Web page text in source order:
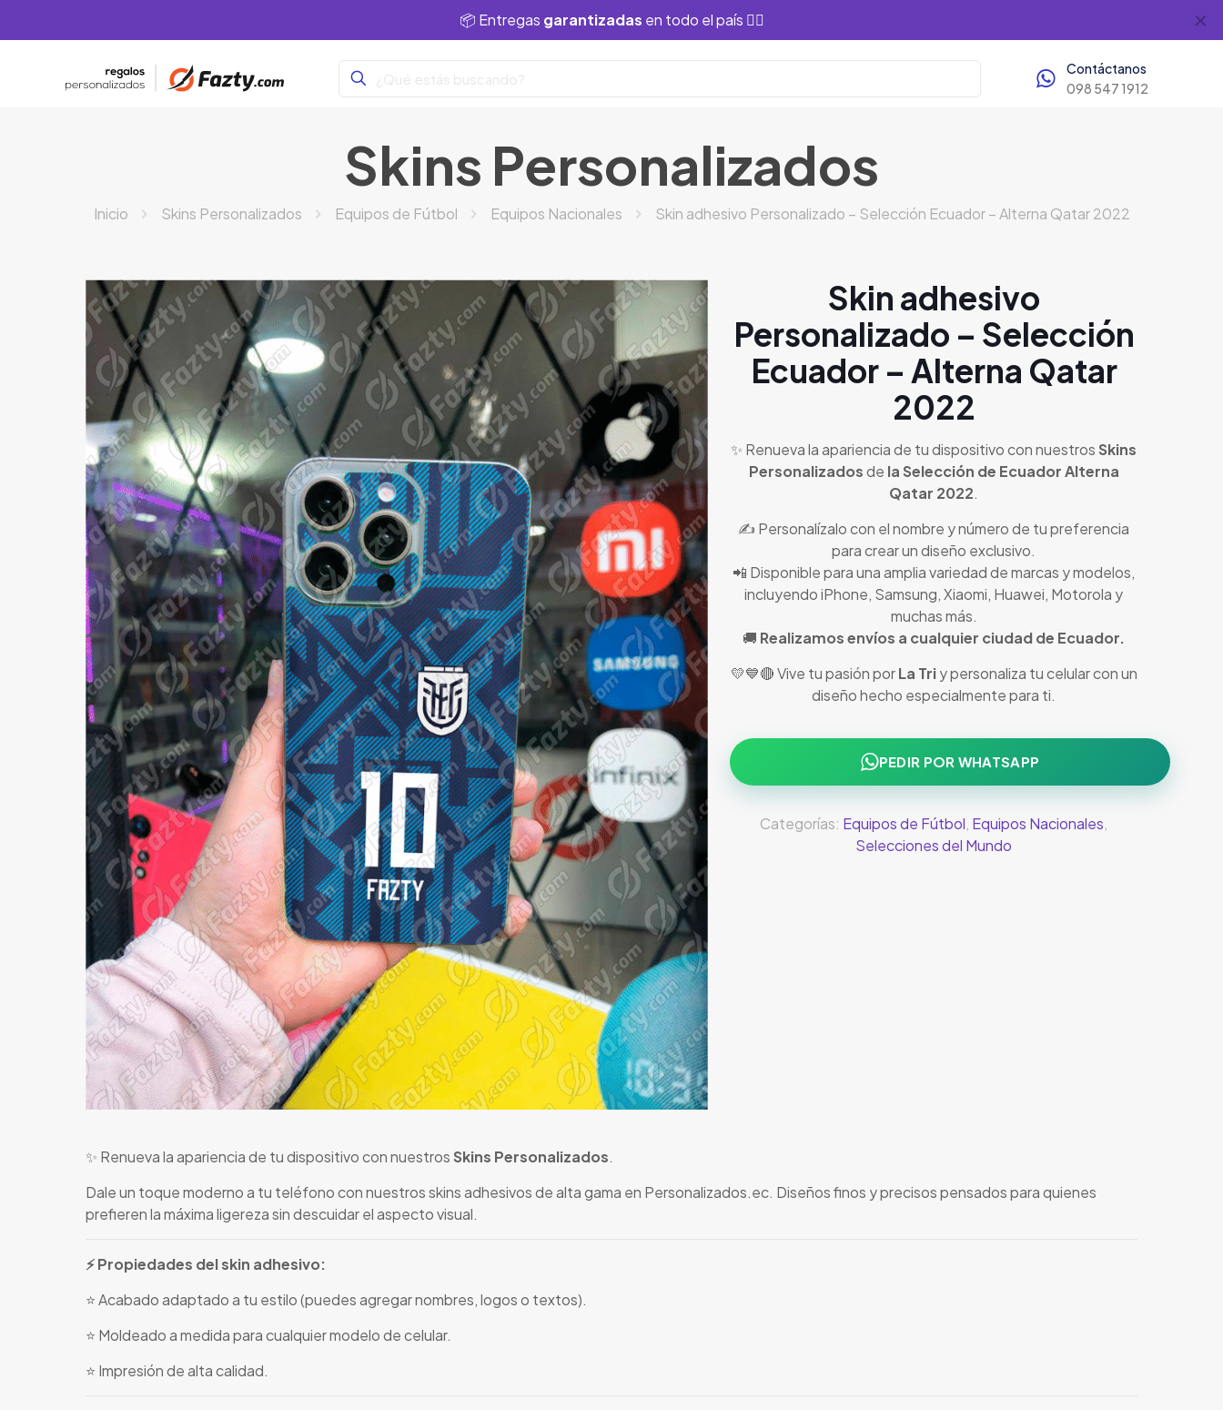
📦 Entregas garantizadas en todo el país 👌🏻 ✕
Contáctanos
098 547 1912
Skins Personalizados
Inicio Skins Personalizados Equipos de Fútbol Equipos Nacionales Skin adhesivo Personalizado – Selección Ecuador – Alterna Qatar 2022
Skin adhesivo
Personalizado – Selección
Ecuador – Alterna Qatar
2022
✨ Renueva la apariencia de tu dispositivo con nuestros Skins
Personalizadosde la Selección de Ecuador Alterna
Qatar 2022.
✍️ Personalízalo con el nombre y número de tu preferencia
para crear un diseño exclusivo.
📲 Disponible para una amplia variedad de marcas y modelos,
incluyendo iPhone, Samsung, Xiaomi, Huawei, Motorola y
muchas más.
🚚 Realizamos envíos a cualquier ciudad de Ecuador.
💛💙🔴 Vive tu pasión porLa Triy personaliza tu celular con un
diseño hecho especialmente para ti.
PEDIR POR WHATSAPP
Categorías: Equipos de Fútbol Equipos Nacionales
Selecciones del Mundo
✨ Renueva la apariencia de tu dispositivo con nuestros Skins Personalizados.
Dale un toque moderno a tu teléfono con nuestros skins adhesivos de alta gama en Personalizados.ec. Diseños finos y precisos pensados para quienes
prefieren la máxima ligereza sin descuidar el aspecto visual.
⚡ Propiedades del skin adhesivo:
⭐ Acabado adaptado a tu estilo (puedes agregar nombres, logos o textos).
⭐ Moldeado a medida para cualquier modelo de celular.
⭐ Impresión de alta calidad.